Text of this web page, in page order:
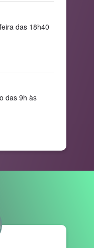
das 18h40
das 9h às